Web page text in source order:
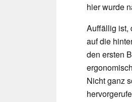
hier wurde
Auffällig ist,
auf die
den ersten
Nicht ganz